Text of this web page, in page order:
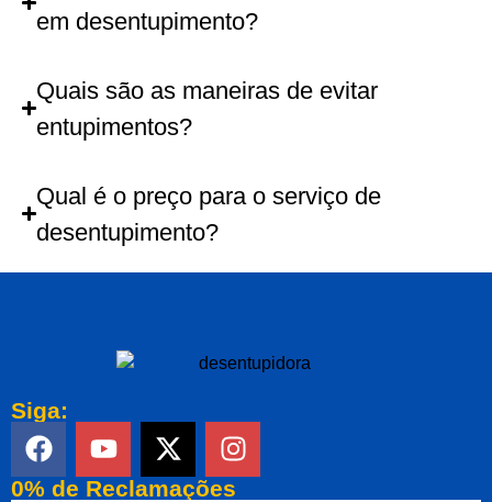
em desentupimento?
Quais são as maneiras de evitar
entupimentos?
Qual é o preço para o serviço de
desentupimento?
Siga:
0% de Reclamações